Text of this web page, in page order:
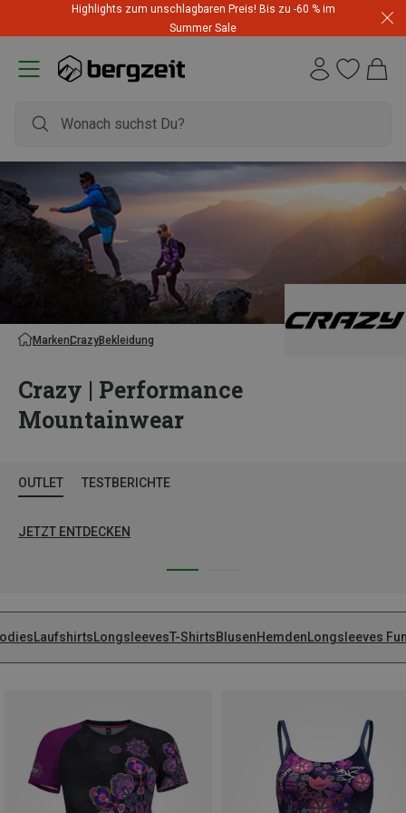
Highlights zum unschlagbaren Preis! Bis zu -60 % im
Summer Sale
MarkenCrazyBekleidung
Crazy | Performance
Mountainwear
OUTLET TESTBERICHTE
JETZT ENTDECKEN
LaufshirtsLongsleevesT-ShirtsBlusenHemdenLongsleeves